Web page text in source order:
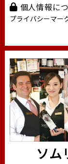
個人情報に
プライバシーマー
ソム